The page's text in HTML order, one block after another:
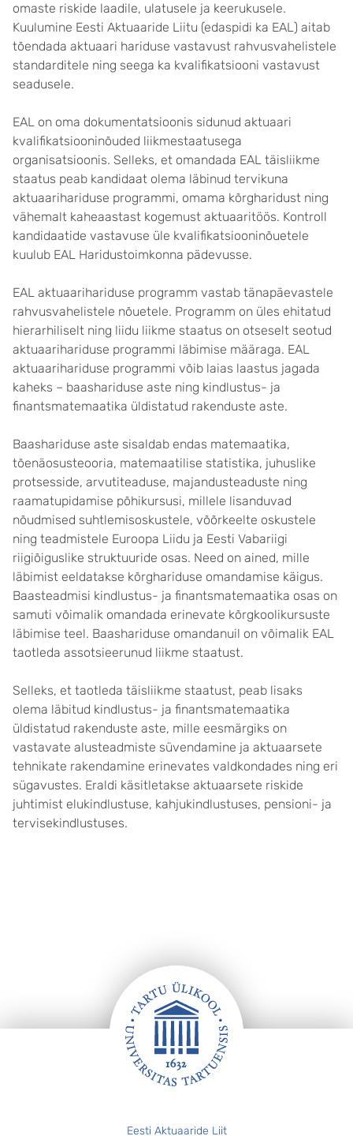
omaste riskide laadile, ulatusele ja keerukusele.
Kuulumine Eesti Aktuaaride Liitu (edaspidi ka EAL) aitab
tõendada aktuaari hariduse vastavust rahvusvahelistele
standarditele ning seega ka kvalifikatsiooni vastavust
seadusele.
EAL on oma dokumentatsioonis sidunud aktuaari
kvalifikatsiooninõuded liikmestaatusega
organisatsioonis. Selleks, et omandada EAL täisliikme
staatus peab kandidaat olema läbinud tervikuna
aktuaarihariduse programmi, omama kõrgharidust ning
vähemalt kaheaastast kogemust aktuaaritöös. Kontroll
kandidaatide vastavuse üle kvalifikatsiooninõuetele
kuulub EAL Haridustoimkonna pädevusse.
EAL aktuaarihariduse programm vastab tänapäevastele
rahvusvahelistele nõuetele. Programm on üles ehitatud
hierarhiliselt ning liidu liikme staatus on otseselt seotud
aktuaarihariduse programmi läbimise määraga. EAL
aktuaarihariduse programmi võib laias laastus jagada
kaheks – baashariduse aste ning kindlustus- ja
finantsmatemaatika üldistatud rakenduste aste.
Baashariduse aste sisaldab endas matemaatika,
tõenäosusteooria, matemaatilise statistika, juhuslike
protsesside, arvutiteaduse, majandusteaduste ning
raamatupidamise põhikursusi, millele lisanduvad
nõudmised suhtlemisoskustele, võõrkeelte oskustele
ning teadmistele Euroopa Liidu ja Eesti Vabariigi
riigiõiguslike struktuuride osas. Need on ained, mille
läbimist eeldatakse kõrghariduse omandamise käigus.
Baasteadmisi kindlustus- ja finantsmatemaatika osas on
samuti võimalik omandada erinevate kõrgkoolikursuste
läbimise teel. Baashariduse omandanuil on võimalik EAL
taotleda assotsieerunud liikme staatust.
Selleks, et taotleda täisliikme staatust, peab lisaks
olema läbitud kindlustus- ja finantsmatemaatika
üldistatud rakenduste aste, mille eesmärgiks on
vastavate alusteadmiste süvendamine ja aktuaarsete
tehnikate rakendamine erinevates valdkondades ning eri
sügavustes. Eraldi käsitletakse aktuaarsete riskide
juhtimist elukindlustuse, kahjukindlustuses, pensioni- ja
tervisekindlustuses.
Eesti Aktuaaride Liit